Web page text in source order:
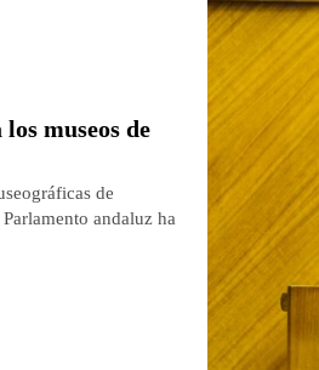
museos de
de
andaluz ha